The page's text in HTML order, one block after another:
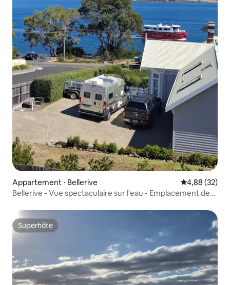
Appartement ⋅ Bellerive Évaluation
4,88 (32)
Bellerive - Vue spectaculaire sur l'eau - Emplacement de
Superhôte
Superhôte